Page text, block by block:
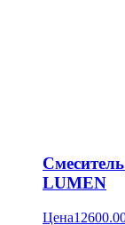
LUMEN
Цена